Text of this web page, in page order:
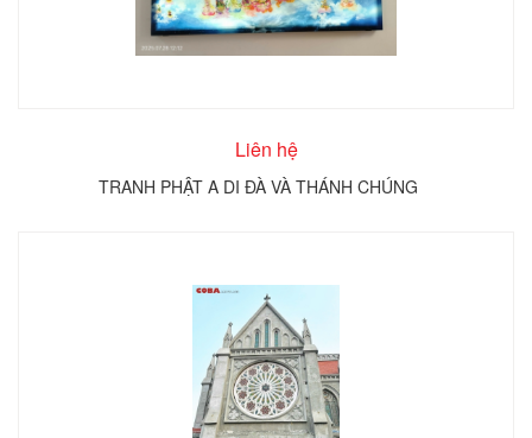
Liên hệ
TRANH PHẬT A DI ĐÀ VÀ THÁNH CHÚNG